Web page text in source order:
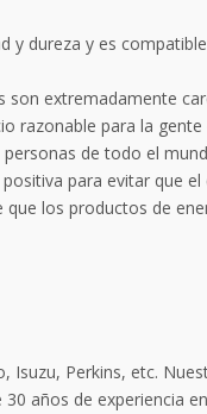
y dureza y es
extremadamente
razonable para la
de todo el
para evitar que
los productos de
Perkins, etc.
años de experiencia